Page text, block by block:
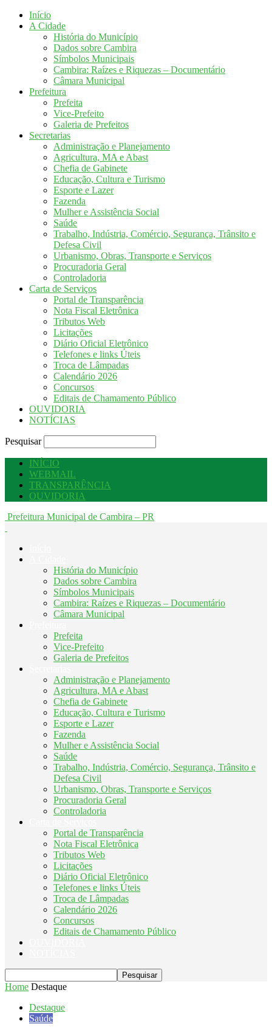
Início
A Cidade
História do Município
Dados sobre Cambira
Símbolos Municipais
Cambira: Raízes e Riquezas – Documentário
Câmara Municipal
Prefeitura
Prefeita
Vice-Prefeito
Galeria de Prefeitos
Secretarias
Administração e Planejamento
Agricultura, MA e Abast
Chefia de Gabinete
Educação, Cultura e Turismo
Esporte e Lazer
Fazenda
Mulher e Assistência Social
Saúde
Trabalho, Indústria, Comércio, Segurança, Trânsito e
Defesa Civil
Urbanismo, Obras, Transporte e Serviços
Procuradoria Geral
Controladoria
Carta de Serviços
Portal de Transparência
Nota Fiscal Eletrônica
Tributos Web
Licitações
Diário Oficial Eletrônico
Telefones e links Úteis
Troca de Lâmpadas
Calendário 2026
Concursos
Editais de Chamamento Público
OUVIDORIA
NOTÍCIAS
Pesquisar
INÍCIO
WEBMAIL
TRANSPARÊNCIA
OUVIDORIA
Prefeitura Municipal de Cambira – PR
História do Município
Dados sobre Cambira
Símbolos Municipais
Cambira: Raízes e Riquezas – Documentário
Câmara Municipal
Prefeita
Vice-Prefeito
Galeria de Prefeitos
Administração e Planejamento
Agricultura, MA e Abast
Chefia de Gabinete
Educação, Cultura e Turismo
Esporte e Lazer
Fazenda
Mulher e Assistência Social
Saúde
Trabalho, Indústria, Comércio, Segurança, Trânsito e
Defesa Civil
Urbanismo, Obras, Transporte e Serviços
Procuradoria Geral
Controladoria
Portal de Transparência
Nota Fiscal Eletrônica
Tributos Web
Licitações
Diário Oficial Eletrônico
Telefones e links Úteis
Troca de Lâmpadas
Calendário 2026
Concursos
Editais de Chamamento Público
Home Destaque
Destaque
Saúde